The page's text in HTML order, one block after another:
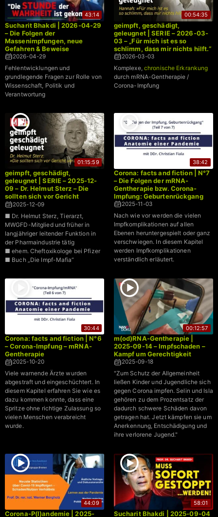
43:14
Sucharit Bhakdi | 2026-04-29
– Die Folgen der
Massenimpfungen, neue
Gefahren & Beweise
2026-04-29
Fehlentwicklungen und
grundlegende Fragen zur Rolle von
Wissenschaft, Politik und
Verantwortung
00:54:35
geimpft, geschädigt,
geleugnet | SERIE – 2026-03-
03 – „Für mich ist es so
schlimm, dass mir nichts hilft.“
2026-03-03
Komplexe, chronische Erkrankung
durch mRNA-Gentherapie /
Corona-Impfung
01:15:59
geimpft, geschädigt,
geleugnet | SERIE – 2025-12-
09 – Dr. Helmut Sterz – Die
sollten sich vor Gericht
verantworten
2025-12-09
■ Dr. Helmut Sterz, Tierarzt,
MWGFD-Mitglied und früher in
langjähriger leitender Funktion in
der Pharmaindustrie tätig
■ ehem. Cheftoxikologe bei Pfizer
■ Buch „Die Impf-Mafia“
38:42
Corona: facts and fiction | N°7
– Die Folgen der mRNA-
Gentherapie bzw. Corona-
Impfung: Geburtenrückgang
2025-11-03
Nach wie vor werden die vielen
Impfkomplikationen auf allen
Ebenen heruntergespielt oder ganz
verschwiegen. In diesem Kapitel
werden Impfkomplikationen
verständlich erläutert.
30:44
Corona: facts and fiction | N°6
– Corona-Impfung – mRNA-
Gentherapie
2025-10-20
Viele warnende Ärzte wurden
abgestraft und eingeschüchtert. In
diesem Kapitel erfahren Sie wie es
dazu kommen konnte, dass eine
Spritze ohne richtige Zulassung so
vielen Menschen verabreicht
wurde.
00:12:57
m(od)RNA-Gentherapie |
2025-09-14 – Impfschaden –
Kampf um Gerechtigkeit
2025-09-18
"Zum Schutz der Allgemeinheit
ließen Kinder und Jugendliche sich
gegen Corona impfen. Selin und Isla
gehören zu dem Prozentsatz der
dadurch schwere Schäden davon
getragen hat. Jetzt kämpfen sie um
Anerkennung, Entschädigung und
ihre verlorene Jugend."
44:09
Corona-P(l)andemie | 2025-
58:01
Sucharit Bhakdi | 2025-09-04